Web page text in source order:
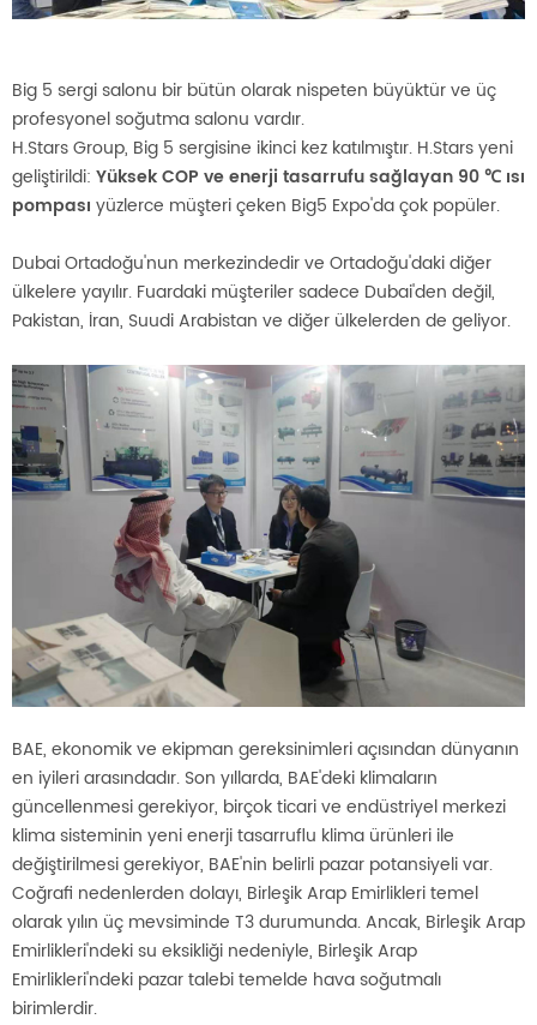
Big 5 sergi salonu bir bütün olarak nispeten büyüktür ve üç
profesyonel soğutma salonu vardır.
H.Stars Group, Big 5 sergisine ikinci kez katılmıştır. H.Stars yeni
geliştirildi: Yüksek COP ve enerji tasarrufu sağlayan 90 ℃ ısı
pompası yüzlerce müşteri çeken Big5 Expo'da çok popüler.
Dubai Ortadoğu'nun merkezindedir ve Ortadoğu'daki diğer
ülkelere yayılır. Fuardaki müşteriler sadece Dubai'den değil,
Pakistan, İran, Suudi Arabistan ve diğer ülkelerden de geliyor.
BAE, ekonomik ve ekipman gereksinimleri açısından dünyanın
en iyileri arasındadır. Son yıllarda, BAE'deki klimaların
güncellenmesi gerekiyor, birçok ticari ve endüstriyel merkezi
klima sisteminin yeni enerji tasarruflu klima ürünleri ile
değiştirilmesi gerekiyor, BAE'nin belirli pazar potansiyeli var.
Coğrafi nedenlerden dolayı, Birleşik Arap Emirlikleri temel
olarak yılın üç mevsiminde T3 durumunda. Ancak, Birleşik Arap
Emirlikleri'ndeki su eksikliği nedeniyle, Birleşik Arap
Emirlikleri'ndeki pazar talebi temelde hava soğutmalı
birimlerdir.